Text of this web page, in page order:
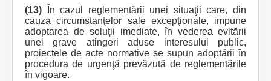
(13) În cazul reglementării unei situaţii care, din
cauza circumstanţelor sale excepţionale, impune
adoptarea de soluţii imediate, în vederea evitării
unei grave atingeri aduse interesului public,
proiectele de acte normative se supun adoptării în
procedura de urgenţă prevăzută de reglementările
în vigoare.